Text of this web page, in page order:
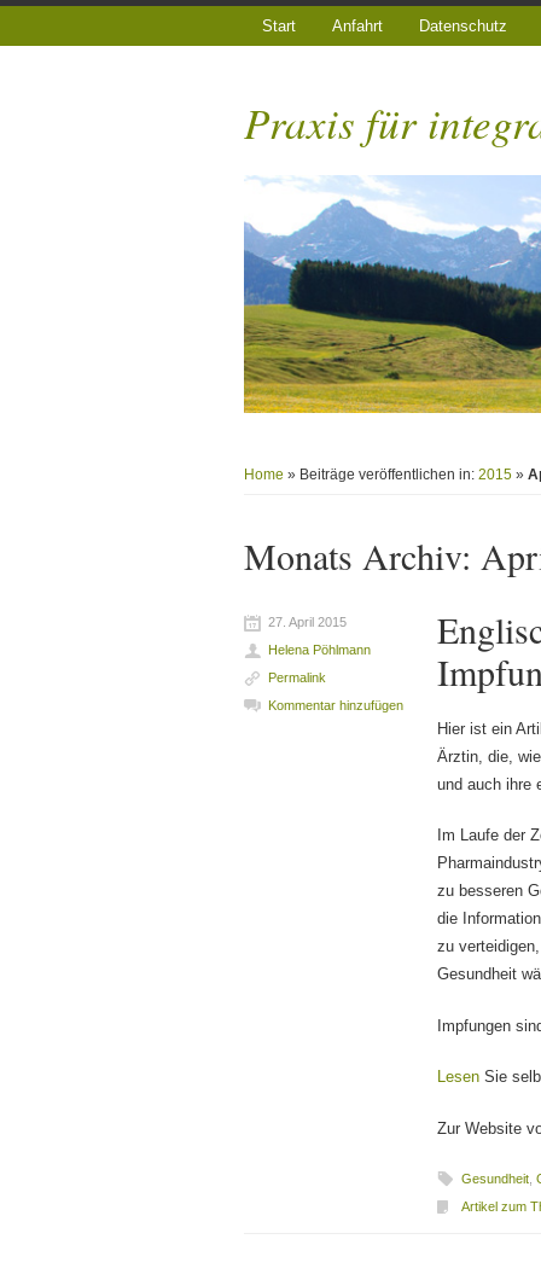
Start Anfahrt Datenschutz
Praxis für
Home » Beiträge veröffentlichen in:2015 »
Monats Archiv:
Hier ist ein
Ärztin, die,
und auch ihre
Im Laufe der
zu besseren
die
zu
Gesundheit
Impfungen
Lesen Sie
Zur Website
Gesundheit,
Artikel zum
27. April 2015
Helena Pöhlmann
Permalink
Kommentar hinzufügen